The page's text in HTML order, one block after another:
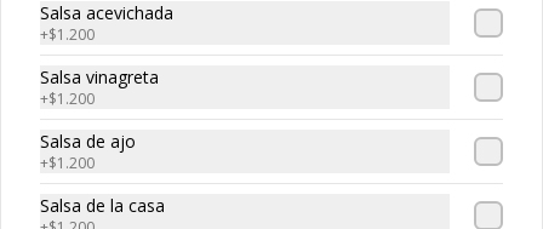
Conócenos
Mesa central: 227854408
Salsa acevichada
+$1.200
Salsa vinagreta
+$1.200
Salsa de ajo
+$1.200
Salsa de la casa